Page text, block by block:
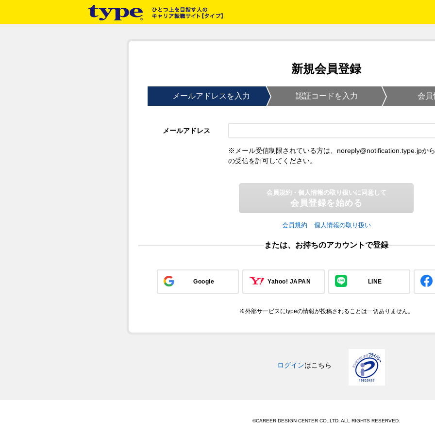
新規会員登録
メールアドレスを入力 認証コードを入力 会員
メールアドレス
※メール受信制限されている方は、noreply@notification.type.jpから
の受信を許可してください。
会員規約・個人情報の取り扱いに同意して
会員登録を始める
会員規約 個人情報の取り扱い
または、お持ちのアカウントで登録
Google Yahoo! JAPAN LINE
※外部サービスにtypeの情報が投稿されることは一切ありません。
ログインはこちら
©CAREER DESIGN CENTER CO.,LTD. ALL RIGHTS RESERVED.